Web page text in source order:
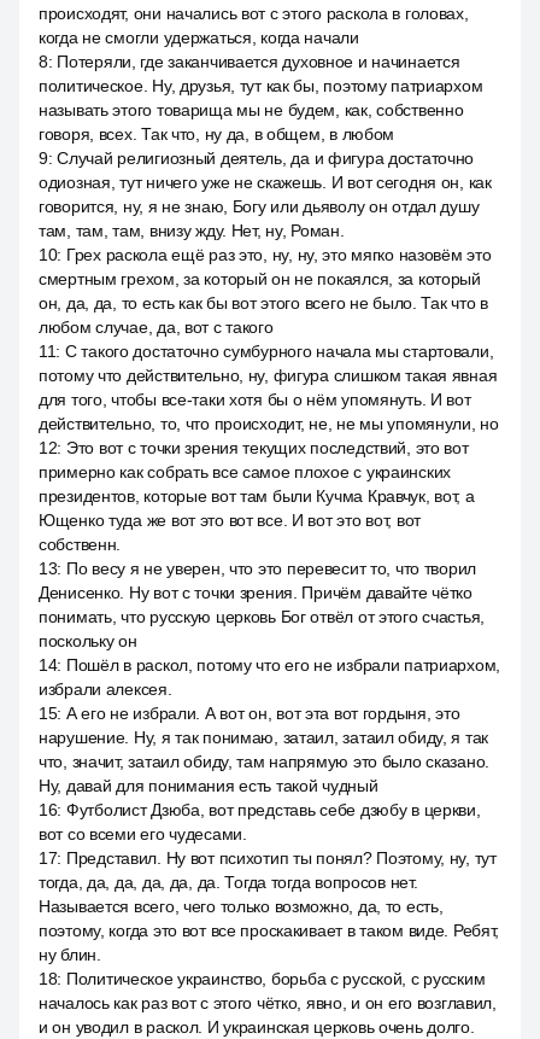
происходят, они начались вот с этого раскола в головах,
когда не смогли удержаться, когда начали
8: Потеряли, где заканчивается духовное и начинается
политическое. Ну, друзья, тут как бы, поэтому патриархом
называть этого товарища мы не будем, как, собственно
говоря, всех. Так что, ну да, в общем, в любом
9:Случай религиозный деятель, да и фигура достаточно
одиозная, тут ничего уже не скажешь. И вот сегодня он, как
говорится, ну, я не знаю, Богу или дьяволу он отдал душу
там, там, там, внизу жду. Нет, ну, Роман.
10: Грех раскола ещё раз это, ну, ну, это мягко назовём это
смертным грехом, за который он не покаялся, за который
он, да, да, то есть как бы вот этого всего не было. Так что в
любом случае, да, вот с такого
11: С такого достаточно сумбурного начала мы стартовали,
потому что действительно, ну, фигура слишком такая явная
для того, чтобы все-таки хотя бы о нём упомянуть. И вот
действительно, то, что происходит, не, не мы упомянули, но
12: Это вот с точки зрения текущих последствий, это вот
примерно как собрать все самое плохое с украинских
президентов, которые вот там были Кучма Кравчук, вот, а
Ющенко туда же вот это вот все. И вот это вот, вот
собственн.
13: По весу я не уверен, что это перевесит то, что творил
Денисенко. Ну вот с точки зрения. Причём давайте чётко
понимать, что русскую церковь Бог отвёл от этого счастья,
поскольку он
14: Пошёл в раскол, потому что его не избрали патриархом,
избрали алексея.
15: А его не избрали. А вот он, вот эта вот гордыня, это
нарушение. Ну, я так понимаю, затаил, затаил обиду, я так
что, значит, затаил обиду, там напрямую это было сказано.
Ну, давай для понимания есть такой чудный
16: Футболист Дзюба, вот представь себе дзюбу в церкви,
вот со всеми его чудесами.
17: Представил. Ну вот психотип ты понял? Поэтому, ну, тут
тогда, да, да, да, да, да. Тогда тогда вопросов нет.
Называется всего, чего только возможно, да, то есть,
поэтому, когда это вот все проскакивает в таком виде. Ребят,
ну блин.
18: Политическое украинство, борьба с русской, с русским
началось как раз вот с этого чётко, явно, и он его возглавил,
и он уводил в раскол. И украинская церковь очень долго.